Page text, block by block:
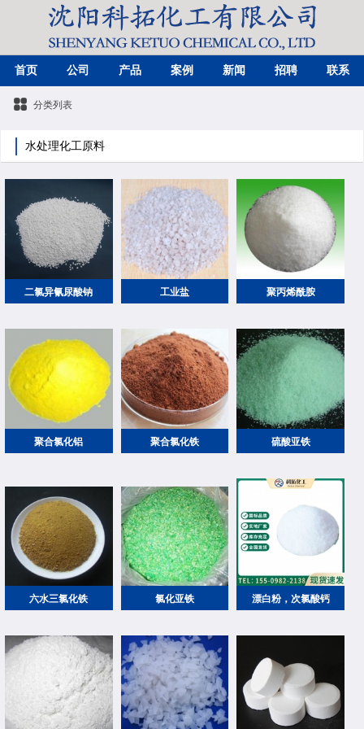
首页 公司 产品 案例 新闻 招聘 联系
分类列表
水处理化工原料
二氯异氰尿酸钠 工业盐 聚丙烯酰胺
聚合氯化铝 聚合氯化铁 硫酸亚铁
六水三氯化铁 氯化亚铁 漂白粉，次氯酸钙